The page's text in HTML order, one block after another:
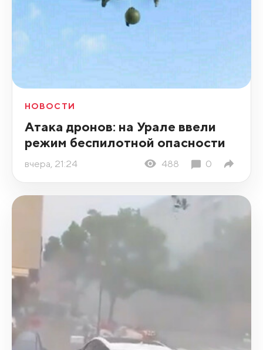
НОВОСТИ
Атака дронов: на Урале ввели
режим беспилотной опасности
вчера, 21:24 488 0